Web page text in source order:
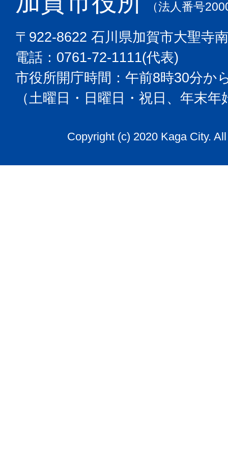
タ
が
あ
る。
（法人番号
〒922-8622 石川県加賀市大聖寺
電話：0761-72-1111(代表)
市役所開庁時間：午前8時30分か
（土曜日・日曜日・祝日、年末
Copyright (c) 2020 Kaga City.